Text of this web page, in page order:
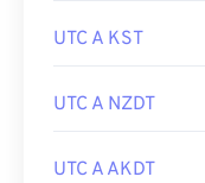
UTC A KST
UTC A NZDT
UTC A AKDT